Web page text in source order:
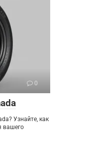
0
Узнайте, как
вашего